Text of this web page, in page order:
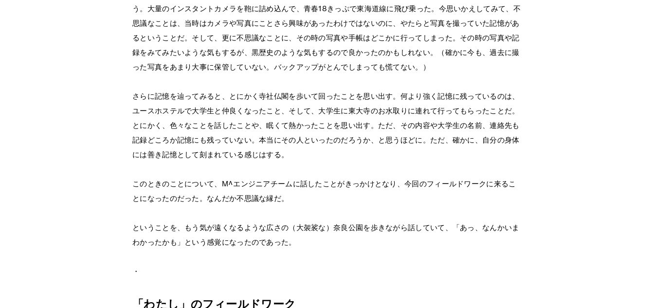
う。大量のインスタントカメラを鞄に詰め込んで、青春18きっぷで東海道線に飛び乗った。今思いかえしてみて、不
思議なことは、当時はカメラや写真にことさら興味があったわけではないのに、やたらと写真を撮っていた記憶があ
るということだ。そして、更に不思議なことに、その時の写真や手帳はどこかに行ってしまった。その時の写真や記
録をみてみたいような気もするが、黒歴史のような気もするので良かったのかもしれない。（確かに今も、過去に撮
った写真をあまり大事に保管していない。バックアップがとんでしまっても慌てない。）
さらに記憶を辿ってみると、とにかく寺社仏閣を歩いて回ったことを思い出す。何より強く記憶に残っているのは、
ユースホステルで大学生と仲良くなったこと、そして、大学生に東大寺のお水取りに連れて行ってもらったことだ。
とにかく、色々なことを話したことや、眠くて熱かったことを思い出す。ただ、その内容や大学生の名前、連絡先も
記録どころか記憶にも残っていない。本当にその人といったのだろうか、と思うほどに。ただ、確かに、自分の身体
には善き記憶として刻まれている感じはする。
このときのことについて、M^エンジニアチームに話したことがきっかけとなり、今回のフィールドワークに来るこ
とになったのだった。なんだか不思議な縁だ。
ということを、もう気が遠くなるような広さの（大袈裟な）奈良公園を歩きながら話していて、「あっ、なんかいま
わかったかも」という感覚になったのであった。
・
「わたし」のフィールドワーク